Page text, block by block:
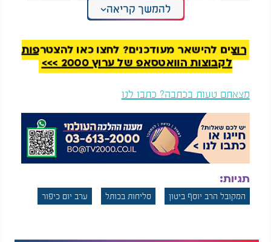
עם שר התורה
המקובל הרב דוד בצרי
לפדיון הכפרות שלכם בהידור רב לחצו כאן >>
להמשך קריאה
רוצים להישאר מעודכנים? לחצו כאן להצטרפות
לקבוצות הוואטסאפ של ערוץ 2000 >>>
מצאתם טעות בכתבה? כתבו לנו
תגיות:
המקובל הרב יוסף ביטון סליחות בכותל ערב יום כיפור